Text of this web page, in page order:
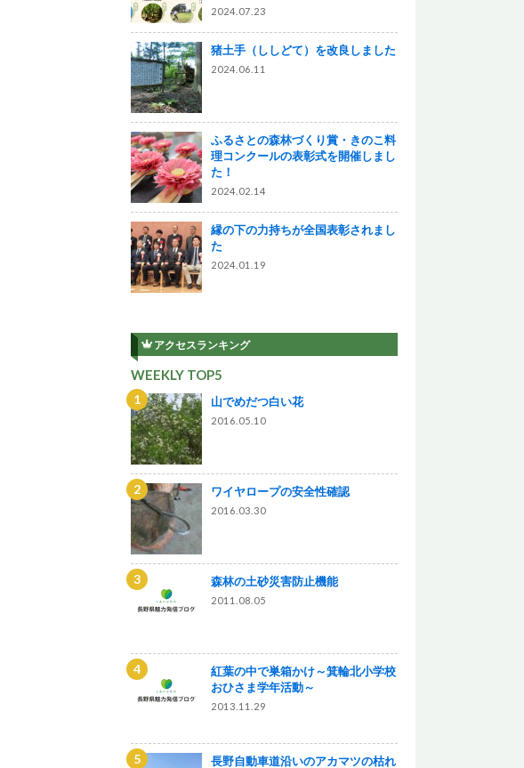
2024.07.23
猪土手（ししどて）を改良しました
2024.06.11
ふるさとの森林づくり賞・きのこ料
理コンクールの表彰式を開催しまし
た！
2024.02.14
縁の下の力持ちが全国表彰されまし
た
2024.01.19
アクセスランキング
WEEKLY TOP5
山でめだつ白い花
2016.05.10
ワイヤロープの安全性確認
2016.03.30
森林の土砂災害防止機能
2011.08.05
紅葉の中で巣箱かけ～箕輪北小学校
おひさま学年活動～
2013.11.29
長野自動車道沿いのアカマツの枯れ